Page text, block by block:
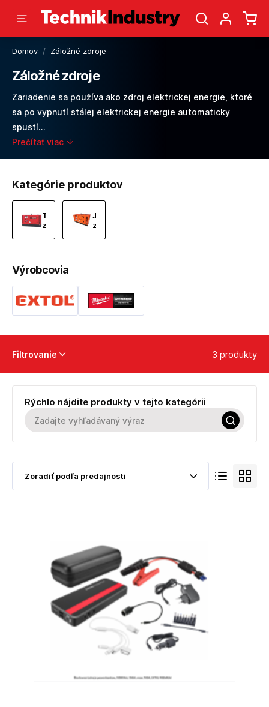
Domov / Záložné zdroje
Záložné zdroje
Zariadenie sa používa ako zdroj elektrickej energie, ktoré
sa po vypnutí stálej elektrickej energie automaticky
spustí...
Prečítať viac
Kategórie produktov
Trojfázové
záložné
Jednofázové
záložné
Výrobcovia
Filtrovanie 3 produkty
Rýchlo nájdite produkty v tejto kategórii